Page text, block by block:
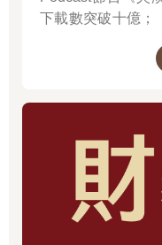
下載數突破十億；
讀歷史中的權力